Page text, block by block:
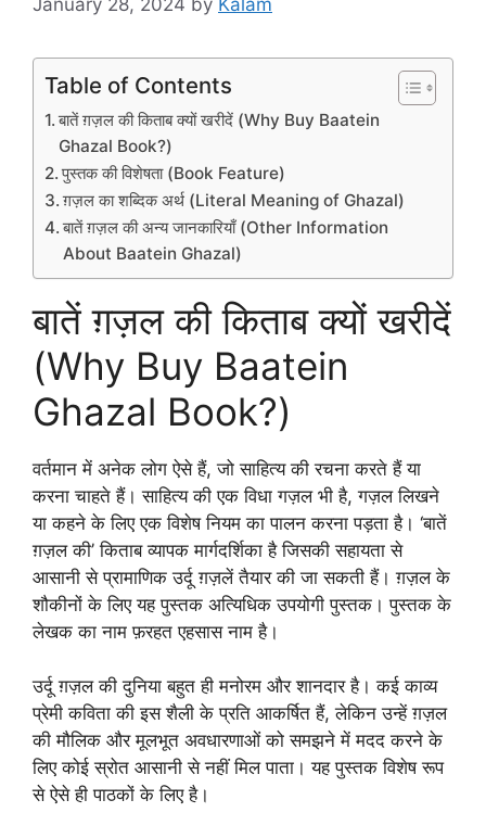
Table of Contents
बातें ग़ज़ल की किताब क्यों खरीदें (Why Buy Baatein
Ghazal Book?)
पुस्तक की विशेषता (Book Feature)
ग़ज़ल का शब्दिक अर्थ (Literal Meaning of Ghazal)
बातें ग़ज़ल की अन्य जानकारियाँ (Other Information
About Baatein Ghazal)
बातें ग़ज़ल की किताब क्यों खरीदें
(Why Buy Baatein
Ghazal Book?)
वर्तमान में अनेक लोग ऐसे हैं, जो साहित्य की रचना करते हैं या
करना चाहते हैं। साहित्य की एक विधा गज़ल भी है, गज़ल लिखने
या कहने के लिए एक विशेष नियम का पालन करना पड़ता है। ‘बातें
ग़ज़ल की’ किताब व्यापक मार्गदर्शिका है जिसकी सहायता से
आसानी से प्रामाणिक उर्दू ग़ज़लें तैयार की जा सकती हैं। ग़ज़ल के
शौकीनों के लिए यह पुस्तक अत्यिधिक उपयोगी पुस्तक। पुस्तक के
लेखक का नाम फ़रहत एहसास नाम है।
उर्दू ग़ज़ल की दुनिया बहुत ही मनोरम और शानदार है। कई काव्य
प्रेमी कविता की इस शैली के प्रति आकर्षित हैं, लेकिन उन्हें ग़ज़ल
की मौलिक और मूलभूत अवधारणाओं को समझने में मदद करने के
लिए कोई स्रोत आसानी से नहीं मिल पाता। यह पुस्तक विशेष रूप
से ऐसे ही पाठकों के लिए है।